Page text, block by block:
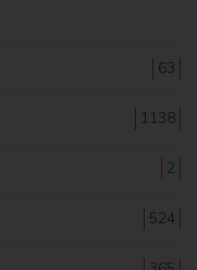
63
1138
2
524